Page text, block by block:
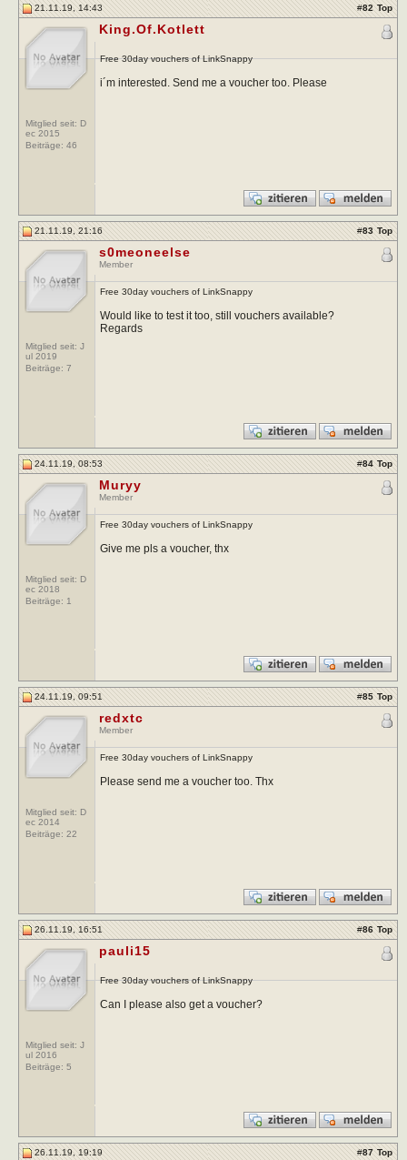
21.11.19, 14:43 #82 Top
Mitglied seit: D
ec 2015
Beiträge: 46
King.Of.Kotlett
Free 30day vouchers of LinkSnappy
i´m interested. Send me a voucher too. Please
21.11.19, 21:16 #83 Top
Mitglied seit: J
ul 2019
Beiträge: 7
s0meoneelse
Member
Free 30day vouchers of LinkSnappy
Would like to test it too, still vouchers available?
Regards
24.11.19, 08:53 #84 Top
Mitglied seit: D
ec 2018
Beiträge: 1
Muryy
Member
Free 30day vouchers of LinkSnappy
Give me pls a voucher, thx
24.11.19, 09:51 #85 Top
Mitglied seit: D
ec 2014
Beiträge: 22
redxtc
Member
Free 30day vouchers of LinkSnappy
Please send me a voucher too. Thx
26.11.19, 16:51 #86 Top
Mitglied seit: J
ul 2016
Beiträge: 5
pauli15
Free 30day vouchers of LinkSnappy
Can I please also get a voucher?
26.11.19, 19:19 #87 Top